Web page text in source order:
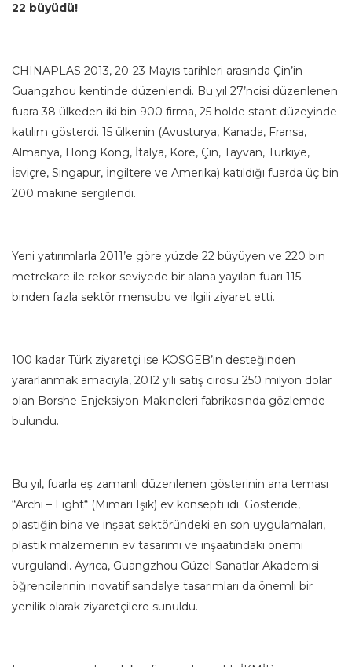
22 büyüdü!
CHINAPLAS 2013, 20-23 Mayıs tarihleri arasında Çin’in
Guangzhou kentinde düzenlendi. Bu yıl 27’ncisi düzenlenen
fuara 38 ülkeden iki bin 900 firma, 25 holde stant düzeyinde
katılım gösterdi. 15 ülkenin (Avusturya, Kanada, Fransa,
Almanya, Hong Kong, İtalya, Kore, Çin, Tayvan, Türkiye,
İsviçre, Singapur, İngiltere ve Amerika) katıldığı fuarda üç bin
200 makine sergilendi.
Yeni yatırımlarla 2011’e göre yüzde 22 büyüyen ve 220 bin
metrekare ile rekor seviyede bir alana yayılan fuarı 115
binden fazla sektör mensubu ve ilgili ziyaret etti.
100 kadar Türk ziyaretçi ise KOSGEB’in desteğinden
yararlanmak amacıyla, 2012 yılı satış cirosu 250 milyon dolar
olan Borshe Enjeksiyon Makineleri fabrikasında gözlemde
bulundu.
Bu yıl, fuarla eş zamanlı düzenlenen gösterinin ana teması
“Archi – Light“ (Mimari Işık) ev konsepti idi. Gösteride,
plastiğin bina ve inşaat sektöründeki en son uygulamaları,
plastik malzemenin ev tasarımı ve inşaatındaki önemi
vurgulandı. Ayrıca, Guangzhou Güzel Sanatlar Akademisi
öğrencilerinin inovatif sandalye tasarımları da önemli bir
yenilik olarak ziyaretçilere sunuldu.